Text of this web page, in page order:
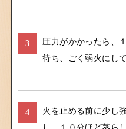
3
圧力がかかったら、
待ち、ごく弱火にし
4
火を止める前に少し